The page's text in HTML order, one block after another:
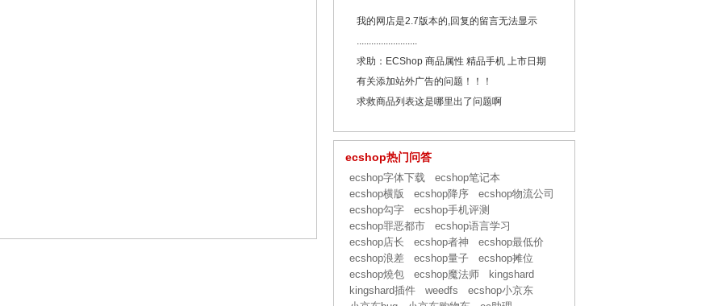
我的网店是2.7版本的,回复的留言无法显示
.........................
求助：ECShop 商品属性 精品手机 上市日期
有关添加站外广告的问题！！！
求救商品列表这是哪里出了问题啊
ecshop热门问答
ecshop字体下载
ecshop笔记本
ecshop横版
ecshop降序
ecshop物流公司
ecshop勾字
ecshop手机评测
ecshop罪恶都市
ecshop语言学习
ecshop店长
ecshop者神
ecshop最低价
ecshop浪差
ecshop量子
ecshop摊位
ecshop燒包
ecshop魔法师
kingshard
kingshard插件
weedfs
ecshop小京东